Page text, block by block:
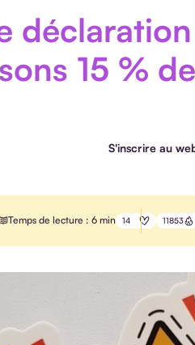
15 %
S'inscrire au
Temps de lecture : 6 min 14 11853